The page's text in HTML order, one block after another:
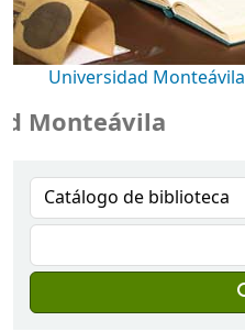
Universidad Monteávila